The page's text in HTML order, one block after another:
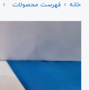
خانه فهرست محصولات